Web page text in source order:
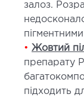
оперативних
залоз.
• Жовтий
препарату
підходить